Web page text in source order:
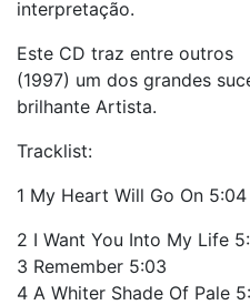
interpretação.
Este CD traz entre outros
(1997) um dos grandes
brilhante Artista.
Tracklist:
1 My Heart Will Go On 5:04
2 I Want You Into My Life
3 Remember 5:03
4 A Whiter Shade Of Pale